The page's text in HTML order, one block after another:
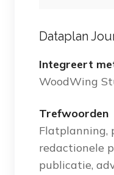
Dataplan
Integreert
WoodWing
Trefwoorden
Flatplanning,
redactionele
publicatie,